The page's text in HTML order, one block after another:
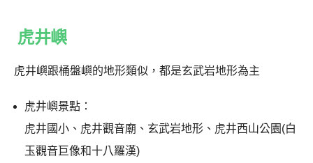
虎井嶼
虎井嶼跟桶盤嶼的地形類似，都是玄武岩地形為主
虎井嶼景點：
虎井國小、虎井觀音廟、玄武岩地形、虎井西山公園(白
玉觀音巨像和十八羅漢)